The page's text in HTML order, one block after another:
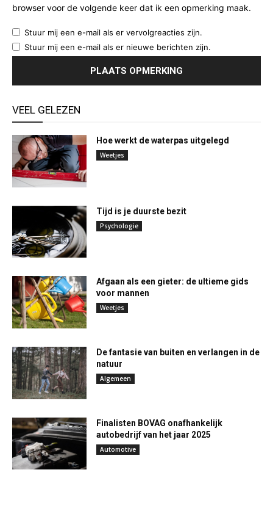
browser voor de volgende keer dat ik een opmerking maak.
Stuur mij een e-mail als er vervolgreacties zijn.
Stuur mij een e-mail als er nieuwe berichten zijn.
VEEL GELEZEN
Hoe werkt de waterpas uitgelegd
Weetjes
Tijd is je duurste bezit
Psychologie
Afgaan als een gieter: de ultieme gids
voor mannen
Weetjes
De fantasie van buiten en verlangen in de
natuur
Algemeen
Finalisten BOVAG onafhankelijk
autobedrijf van het jaar 2025
Automotive